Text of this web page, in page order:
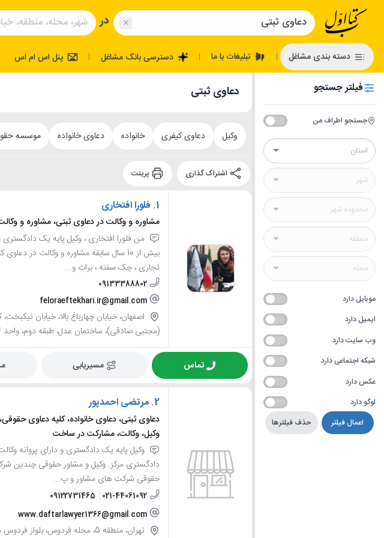
در
دسته بندی مشاغل | تبلیغات با ما | دسترسی بانک مشاغل | پنل اس ام اس
فیلتر جستجو
جستجو اطراف من
موبایل دارد
ایمیل دارد
وب سایت دارد
شبکه اجتماعی دارد
عکس دارد
لوگو دارد
حذف فیلترها
اعمال فیلتر
دعاوی ثبتی
وکیل دعاوی کیفری خانواده دعاوی خانواده موسسه
1. فلورا افتخاری
مشاوره و وکالت در دعاوی ثبتی، مشاوره و
من فلورا افتخاری ، وکیل پایه یک
بیش از 10 سال سابقه مشاوره و وکالت در
تجاری ، چک سفته ، برات و...
09133388802
feloraeftekhari.ir@gmail.com
اصفهان، خیابان چهارباغ بالا، خیابان
(مجتبی صادقی)، ساختمان عدل، طبقه دوم، واحد 4
تماس مسیریابی
2. مرتضی احمدپور
دعاوی ثبتی، دعاوی خانواده، کلیه دعاوی
وکیل، وکالت، مشارکت در ساخت
وکیل پایه یک دادگستری و دارای پروانه
دادگستری مرکز. وکیل و مشاور حقوقی چندین
حقوقی شرکت های مشاور و پ...
021-44061092
09122731465
www.daftarlawyer1366@gmail.com
تهران، منطقه 5، محله فردوس،